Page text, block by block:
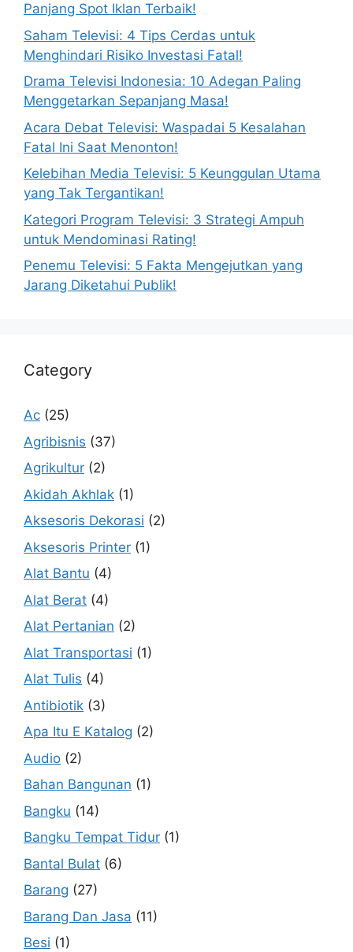
Panjang Spot Iklan Terbaik!
Saham Televisi: 4 Tips Cerdas untuk
Menghindari Risiko Investasi Fatal!
Drama Televisi Indonesia: 10 Adegan Paling
Menggetarkan Sepanjang Masa!
Acara Debat Televisi: Waspadai 5 Kesalahan
Fatal Ini Saat Menonton!
Kelebihan Media Televisi: 5 Keunggulan Utama
yang Tak Tergantikan!
Kategori Program Televisi: 3 Strategi Ampuh
untuk Mendominasi Rating!
Penemu Televisi: 5 Fakta Mengejutkan yang
Jarang Diketahui Publik!
Category
Ac (25)
Agribisnis (37)
Agrikultur (2)
Akidah Akhlak (1)
Aksesoris Dekorasi (2)
Aksesoris Printer (1)
Alat Bantu (4)
Alat Berat (4)
Alat Pertanian (2)
Alat Transportasi (1)
Alat Tulis (4)
Antibiotik (3)
Apa Itu E Katalog (2)
Audio (2)
Bahan Bangunan (1)
Bangku (14)
Bangku Tempat Tidur (1)
Bantal Bulat (6)
Barang (27)
Barang Dan Jasa (11)
Besi (1)